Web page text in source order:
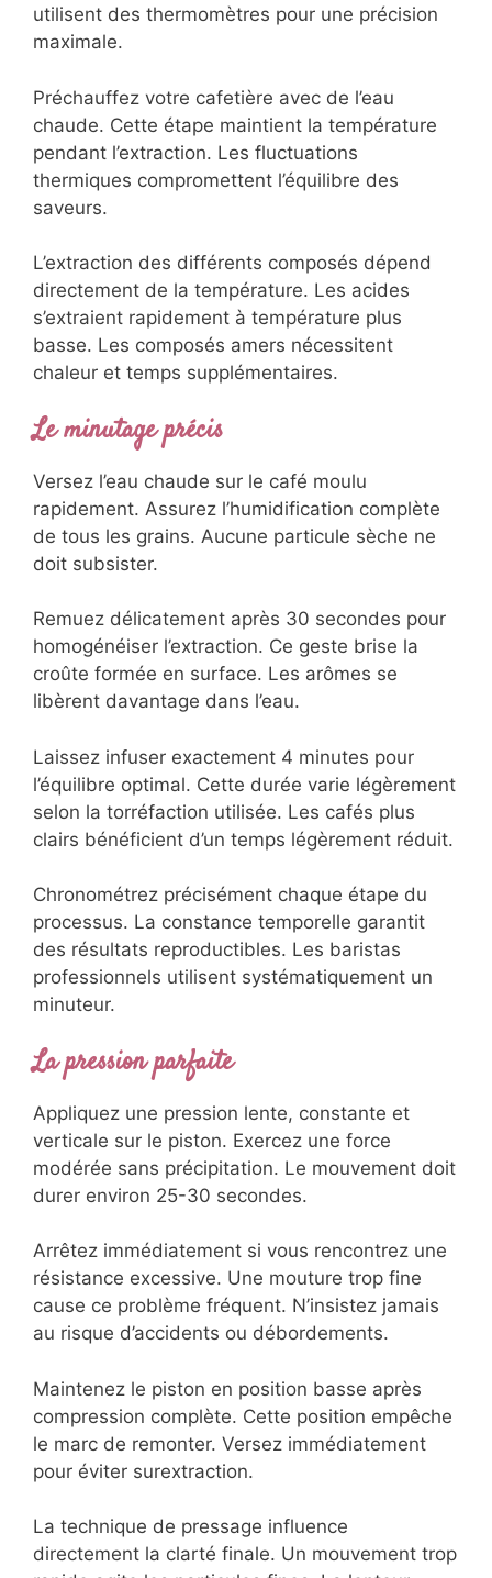
utilisent des thermomètres pour une précision
maximale.
Préchauffez votre cafetière avec de l’eau
chaude. Cette étape maintient la température
pendant l’extraction. Les fluctuations
thermiques compromettent l’équilibre des
saveurs.
L’extraction des différents composés dépend
directement de la température. Les acides
s’extraient rapidement à température plus
basse. Les composés amers nécessitent
chaleur et temps supplémentaires.
Le minutage précis
Versez l’eau chaude sur le café moulu
rapidement. Assurez l’humidification complète
de tous les grains. Aucune particule sèche ne
doit subsister.
Remuez délicatement après 30 secondes pour
homogénéiser l’extraction. Ce geste brise la
croûte formée en surface. Les arômes se
libèrent davantage dans l’eau.
Laissez infuser exactement 4 minutes pour
l’équilibre optimal. Cette durée varie légèrement
selon la torréfaction utilisée. Les cafés plus
clairs bénéficient d’un temps légèrement réduit.
Chronométrez précisément chaque étape du
processus. La constance temporelle garantit
des résultats reproductibles. Les baristas
professionnels utilisent systématiquement un
minuteur.
La pression parfaite
Appliquez une pression lente, constante et
verticale sur le piston. Exercez une force
modérée sans précipitation. Le mouvement doit
durer environ 25-30 secondes.
Arrêtez immédiatement si vous rencontrez une
résistance excessive. Une mouture trop fine
cause ce problème fréquent. N’insistez jamais
au risque d’accidents ou débordements.
Maintenez le piston en position basse après
compression complète. Cette position empêche
le marc de remonter. Versez immédiatement
pour éviter surextraction.
La technique de pressage influence
directement la clarté finale. Un mouvement trop